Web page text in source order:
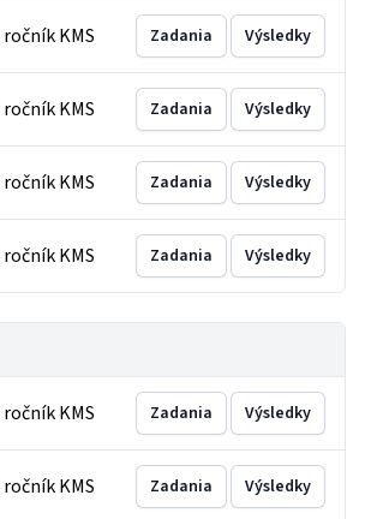
ročník KMS Zadania Výsledky
KMS Zadania Výsledky
ročník KMS Zadania Výsledky
ročník KMS Zadania Výsledky
KMS Zadania Výsledky
ročník KMS Zadania Výsledky